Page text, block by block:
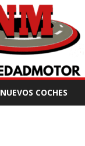
NUEVOS COCHES